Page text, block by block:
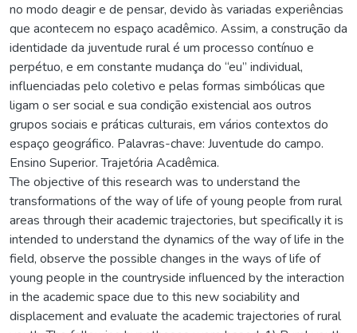
no modo deagir e de pensar, devido às variadas experiências
que acontecem no espaço acadêmico. Assim, a construção da
identidade da juventude rural é um processo contínuo e
perpétuo, e em constante mudança do “eu” individual,
influenciadas pelo coletivo e pelas formas simbólicas que
ligam o ser social e sua condição existencial aos outros
grupos sociais e práticas culturais, em vários contextos do
espaço geográfico. Palavras-chave: Juventude do campo.
Ensino Superior. Trajetória Acadêmica.
The objective of this research was to understand the
transformations of the way of life of young people from rural
areas through their academic trajectories, but specifically it is
intended to understand the dynamics of the way of life in the
field, observe the possible changes in the ways of life of
young people in the countryside influenced by the interaction
in the academic space due to this new sociability and
displacement and evaluate the academic trajectories of rural